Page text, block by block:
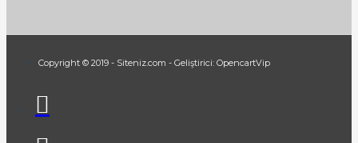
Copyright © 2019 - Siteniz.com - Geliştirici: OpencartVip